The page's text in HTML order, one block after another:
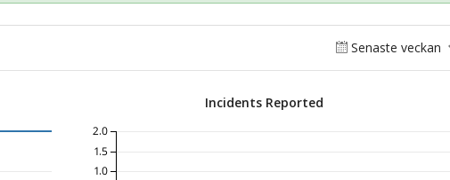
Senaste veckan
Incidents Reported
1.0
1.5
2.0